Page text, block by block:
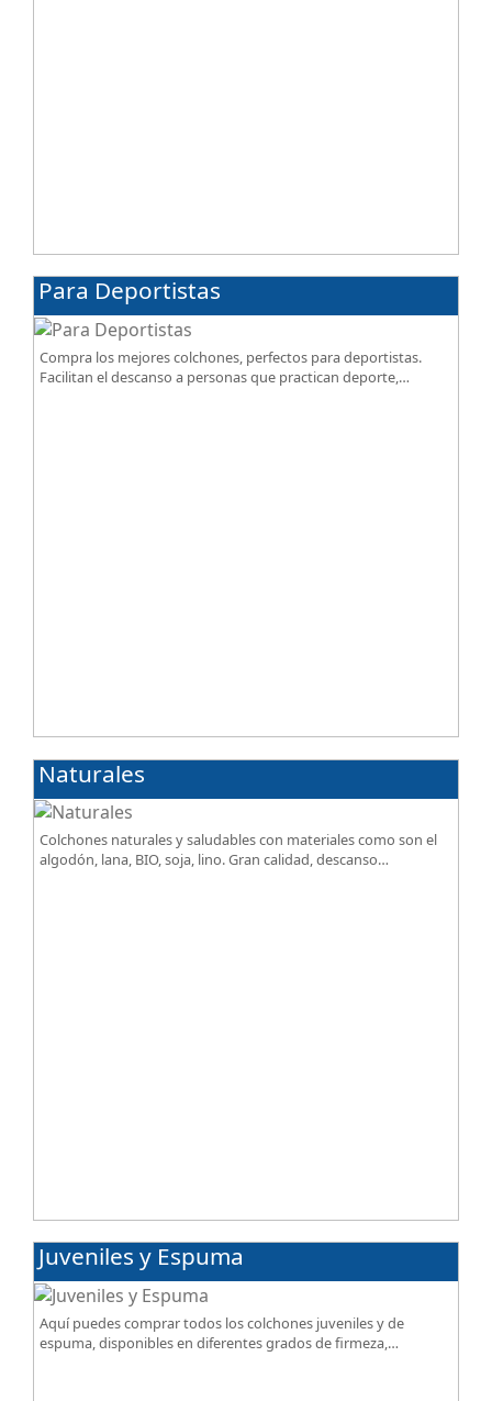
Para Deportistas
Compra los mejores colchones, perfectos para deportistas.
Facilitan el descanso a personas que practican deporte,
Naturales
Colchones naturales y saludables con materiales como son el
algodón, lana, BIO, soja, lino. Gran calidad, descanso
Juveniles y Espuma
Aquí puedes comprar todos los colchones juveniles y de
espuma, disponibles en diferentes grados de firmeza,